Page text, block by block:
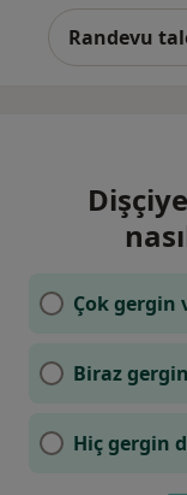
Randevu
Çok gergin
Biraz gergin
Hiç gergin